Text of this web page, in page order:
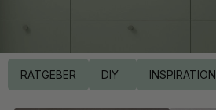
RATGEBER DIY INSPIRATION